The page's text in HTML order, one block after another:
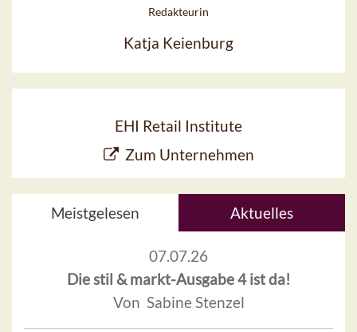
Redakteurin
Katja Keienburg
EHI Retail Institute
Zum Unternehmen
Meistgelesen Aktuelles
07.07.26
Die stil & markt-Ausgabe 4 ist da!
Von Sabine Stenzel